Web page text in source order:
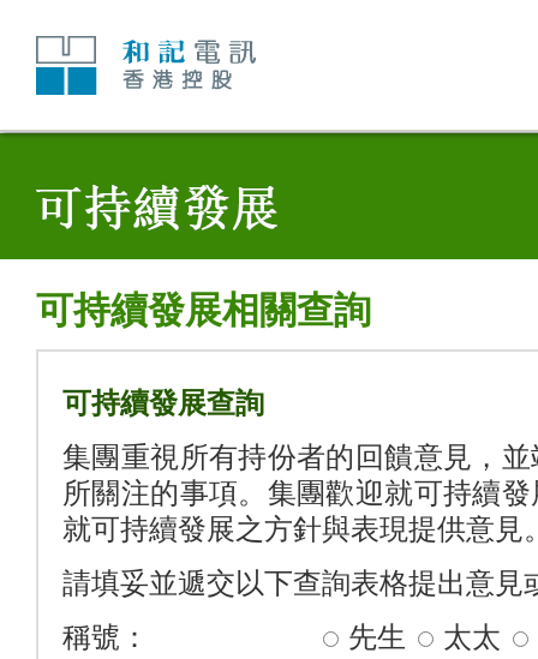
跳
至
內
可持續發展相關查詢
可持續發展查詢
集團重視所有持份者的回饋意見，
所關注的事項。集團歡迎就可持續
就可持續發展之方針與表現提供意見
請填妥並遞交以下查詢表格提出意見
稱號：
先生
太太